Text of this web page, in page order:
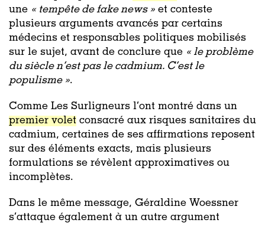
une « tempête de fake news » et conteste
plusieurs arguments avancés par certains
médecins et responsables politiques mobilisés
sur le sujet, avant de conclure que « le problème
du siècle n’est pas le cadmium. C’est le
populisme ».
Comme Les Surligneurs l’ont montré dans un
premier volet consacré aux risques sanitaires du
cadmium, certaines de ses affirmations reposent
sur des éléments exacts, mais plusieurs
formulations se révèlent approximatives ou
incomplètes.
Dans le même message, Géraldine Woessner
s’attaque également à un autre argument